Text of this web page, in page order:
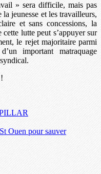
» sera difficile, mais pas
jeunesse et les travailleurs,
et sans concessions, la
lutte peut s’appuyer sur
le rejet majoritaire parmi
important matraquage
Ouen pour sauver